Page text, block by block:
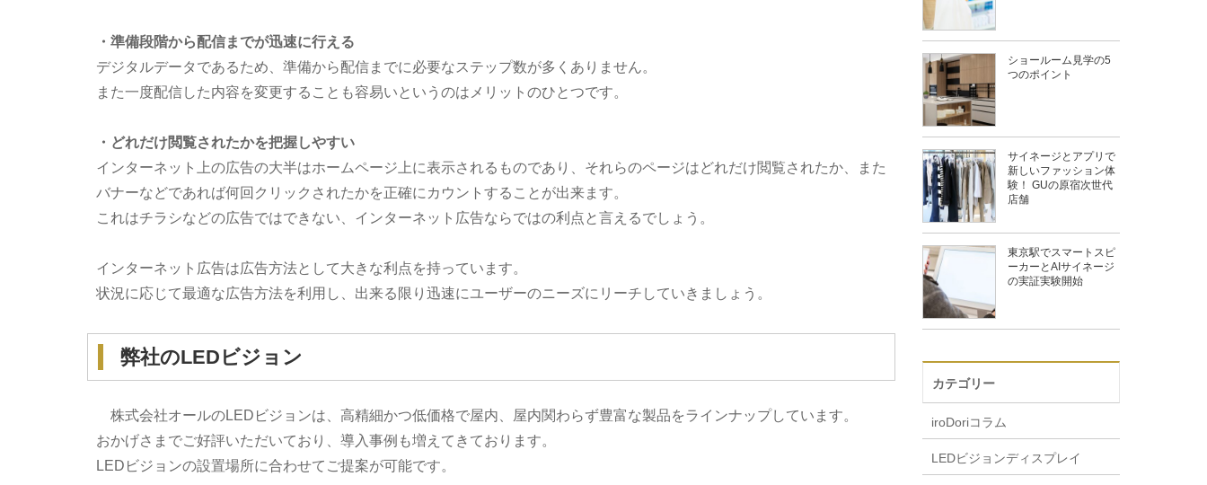
・準備段階から配信までが迅速に行える
デジタルデータであるため、準備から配信までに必要なステップ数が多くありません。
また一度配信した内容を変更することも容易いというのはメリットのひとつです。
・どれだけ閲覧されたかを把握しやすい
インターネット上の広告の大半はホームページ上に表示されるものであり、それらのページはどれだけ閲覧されたか、また
バナーなどであれば何回クリックされたかを正確にカウントすることが出来ます。
これはチラシなどの広告ではできない、インターネット広告ならではの利点と言えるでしょう。
インターネット広告は広告方法として大きな利点を持っています。
状況に応じて最適な広告方法を利用し、出来る限り迅速にユーザーのニーズにリーチしていきましょう。
弊社のLEDビジョン
株式会社オールのLEDビジョンは、高精細かつ低価格で屋内、屋内関わらず豊富な製品をラインナップしています。
おかげさまでご好評いただいており、導入事例も増えてきております。
LEDビジョンの設置場所に合わせてご提案が可能です。
ショールーム見学の5
つのポイント
サイネージとアプリで
新しいファッション体
験！ GUの原宿次世代
店舗
東京駅でスマートスピ
ーカーとAIサイネージ
の実証実験開始
カテゴリー
iroDoriコラム
LEDビジョンディスプレイ